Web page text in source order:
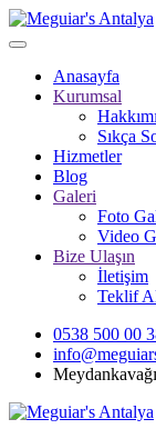
Anasayfa
Kurumsal
Sıkça
Hizmetler
Blog
Galeri
Foto
Video
Bize Ulaşın
İletişim
Teklif
0538 500 00